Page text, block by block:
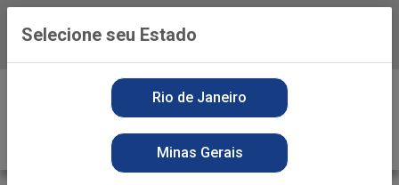
Baixe já o APP da Playvender
Selecione seu Estado
Rio de Janeiro
Minas Gerais